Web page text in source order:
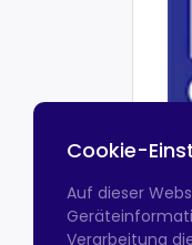
Cookie-
Auf dieser
Verarbeitung